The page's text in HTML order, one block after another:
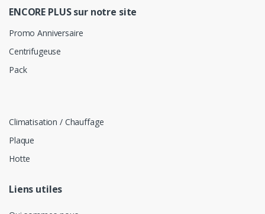
ENCORE PLUS sur notre site
Promo Anniversaire
Centrifugeuse
Pack
Climatisation / Chauffage
Plaque
Hotte
Liens utiles